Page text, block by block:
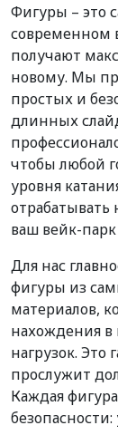
Фигуры – это
современном
получают
новому. Мы
простых и
длинных
чтобы любой
уровня
ваш вейк-
Для нас
фигуры из
материалов,
нахождения в
нагрузок. Это
прослужит
Каждая